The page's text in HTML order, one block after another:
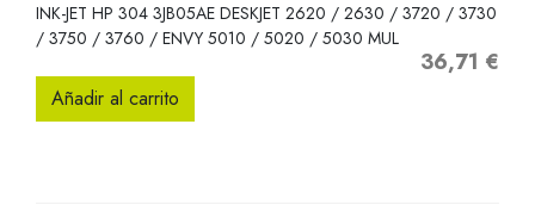
INK-JET HP 304 3JB05AE DESKJET 2620 / 2630 / 3720 / 3730
/ 3750 / 3760 / ENVY 5010 / 5020 / 5030 MUL
Precio
36,71 €
Añadir al carrito